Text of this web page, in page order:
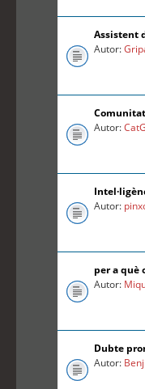
Assistent
Autor:
Autor:
Autor:
per a què
Autor:
Dubte
Autor: Benji